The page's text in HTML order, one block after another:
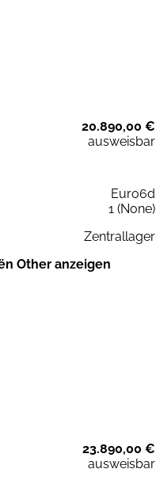
20.890,00 €
ausweisbar
Euro6d
1 (None)
Zentrallager
Other anzeigen
23.890,00 €
ausweisbar